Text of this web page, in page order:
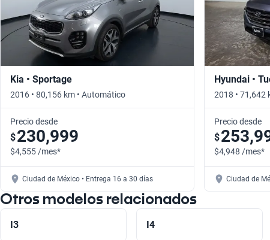
Kia • Sportage
2016 • 80,156 km • Automático
Precio desde
$230,999
$4,555 /mes*
Ciudad de México • Entrega 16 a 30 días
Hyundai •
2018 • 71,642
Precio desde
$
$4,948 /mes*
Ciudad de
Otros modelos relacionados
I3 I4